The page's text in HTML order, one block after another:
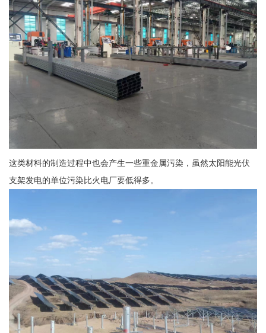
这类材料的制造过程中也会产生一些重金属污染，虽然太阳能光伏
支架发电的单位污染比火电厂要低得多。